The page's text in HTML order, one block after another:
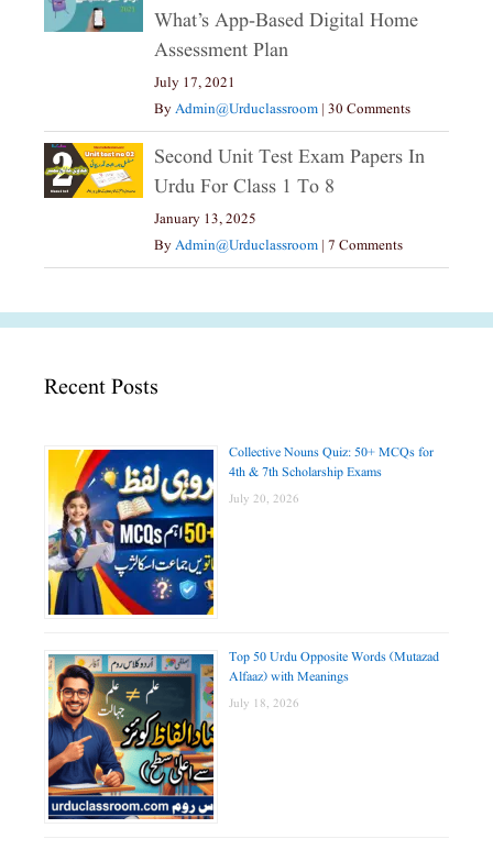
What’s App-Based Digital Home
Assessment Plan
July 17, 2021
ByAdmin@urduclassroom | 30 Comments
Second Unit Test Exam Papers In
Urdu For Class 1 To 8
January 13, 2025
ByAdmin@urduclassroom | 7 Comments
Recent Posts
Collective Nouns Quiz: 50+ MCQs for
4th & 7th Scholarship Exams
July 20, 2026
Top 50 Urdu Opposite Words (Mutazad
Alfaaz) with Meanings
July 18, 2026